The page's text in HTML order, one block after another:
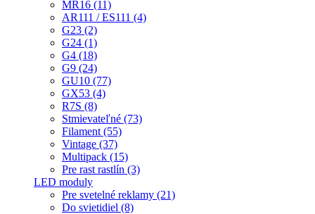
MR16 (11)
AR111 / ES111 (4)
G23 (2)
G24 (1)
G4 (18)
G9 (24)
GU10 (77)
GX53 (4)
R7S (8)
Stmievateľné (73)
Filament (55)
Vintage (37)
Multipack (15)
Pre rast rastlín (3)
LED moduly
Pre svetelné reklamy (21)
Do svietidiel (8)